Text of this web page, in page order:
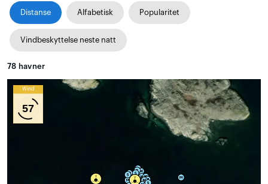
Distanse Alfabetisk Popularitet
Vindbeskyttelse neste natt
78 havner
Wind
57